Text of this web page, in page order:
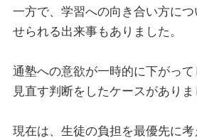
一方で、学習への向き合い方に
せられる出来事もありました。
通塾への意欲が一時的に下がっ
見直す判断をしたケースがありま
現在は、生徒の負担を最優先に